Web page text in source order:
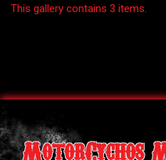
This gallery contains 3 items.
MotorCychos